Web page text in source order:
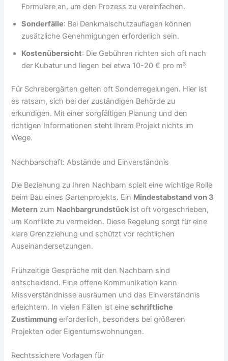
Formulare an, um den Prozess zu vereinfachen.
Sonderfälle: Bei Denkmalschutzauflagen können
zusätzliche Genehmigungen erforderlich sein.
Kostenübersicht: Die Gebühren richten sich oft nach
der Kubatur und liegen bei etwa 10-20 € pro m³.
Für Schrebergärten gelten oft Sonderregelungen. Hier ist
es ratsam, sich bei der zuständigen Behörde zu
erkundigen. Mit einer sorgfältigen Planung und den
richtigen Informationen steht Ihrem Projekt nichts im
Wege.
Nachbarschaft: Abstände und Einverständnis
Die Beziehung zu Ihren Nachbarn spielt eine wichtige Rolle
beim Bau eines Gartenprojekts. Ein Mindestabstand von 3
Metern zum Nachbargrundstück ist oft vorgeschrieben,
um Konflikte zu vermeiden. Diese Regelung sorgt für eine
klare Grenzziehung und schützt vor rechtlichen
Auseinandersetzungen.
Frühzeitige Gespräche mit den Nachbarn sind
entscheidend. Eine offene Kommunikation kann
Missverständnisse ausräumen und das Einverständnis
erleichtern. In vielen Fällen ist eineschriftliche
Zustimmung erforderlich, besonders bei größeren
Projekten oder Eigentumswohnungen.
Rechtssichere Vorlagen für